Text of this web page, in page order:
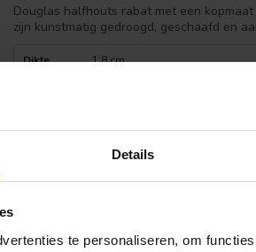
Details
te personaliseren, om
Douglas halfhouts rabat met een
zijn kunstmatig gedroogd, geschaafd en
Dikte:
1,8 cm
VAN GELDER HOUT
Douglas dakbeschot halfhouts